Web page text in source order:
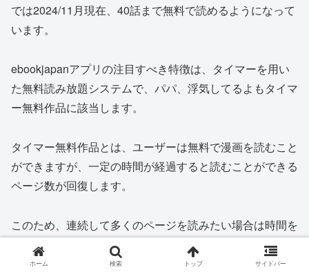
では2024/11月現在、40話まで無料で読めるようになって
います。
ebookjapanアプリの注目すべき特徴は、タイマーを用い
た無料読み放題システムで、パパ、浮気してるよもタイマ
ー無料作品に該当します。
タイマー無料作品とは、ユーザーは無料で漫画を読むこと
ができますが、一定の時間が経過すると読むことができる
ページ数が回復します。
このため、連続して多くのページを読みたい場合は時間を
待たなくてはならず、待つことが面倒なユーザーは電子書
籍を購入することで即座に読み進めることができます。
ホーム 検索 トップ サイドバー